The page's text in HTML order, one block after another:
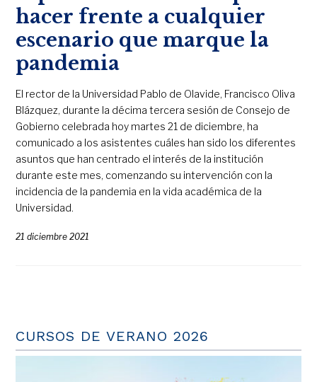
hacer frente a cualquier
escenario que marque la
pandemia
El rector de la Universidad Pablo de Olavide, Francisco Oliva
Blázquez, durante la décima tercera sesión de Consejo de
Gobierno celebrada hoy martes 21 de diciembre, ha
comunicado a los asistentes cuáles han sido los diferentes
asuntos que han centrado el interés de la institución
durante este mes, comenzando su intervención con la
incidencia de la pandemia en la vida académica de la
Universidad.
21 diciembre 2021
CURSOS DE VERANO 2026